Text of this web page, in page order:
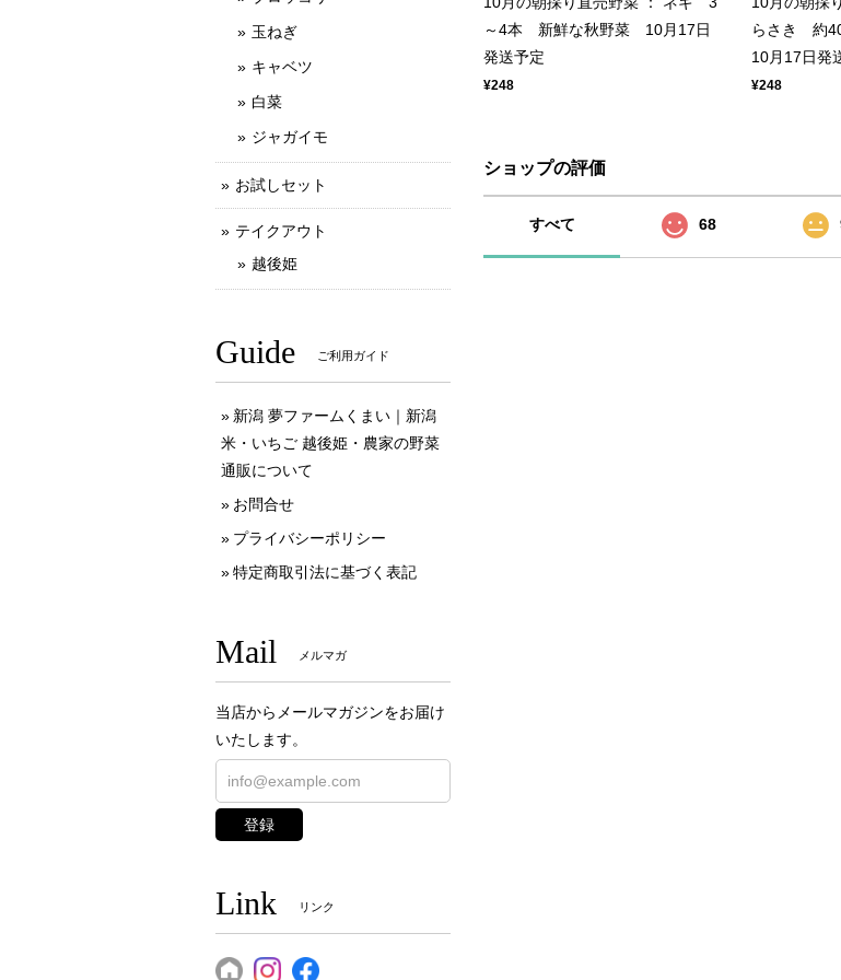
～4本 新鮮な秋野菜 10月17日
発送予定
¥248
らさき 約
10月17日発
¥248
ショップの評価
すべて 68
玉ねぎ
キャベツ
白菜
ジャガイモ
お試しセット
テイクアウト
越後姫
Guide ご利用ガイド
新潟 夢ファームくまい｜新潟
米・いちご 越後姫・農家の野菜
通販について
お問合せ
プライバシーポリシー
特定商取引法に基づく表記
Mail メルマガ
当店からメールマガジンをお届け
いたします。
登録
Link リンク